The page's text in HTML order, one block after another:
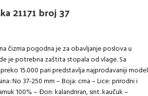
21171 broj 37
čizma pogodna je za obavljanje poslova u
je potrebna zaštita stopala od vlage. Sa
15.000 pari predstavlja najprodavaniji model
No 37-250 mm – Boja: crna – Lice: prirodni i
100% – Đon: kalandriran, sint. kaučuk –